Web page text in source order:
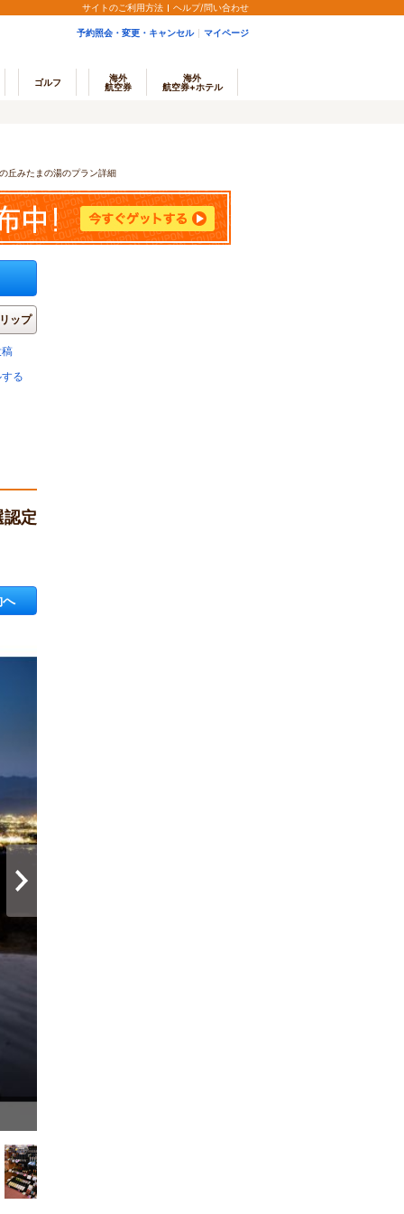
サイトのご利用方法 ヘルプ/問い合わせ
予約照会・変更・キャンセル マイページ
ゴルフ
海外
航空券
海外
航空券+ホテル
丘みたまの湯のプラン詳細
ップ
る
定
へ